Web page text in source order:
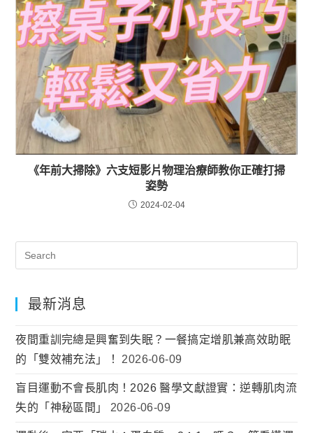
《年前大掃除》六支短影片物理治療師教你正確打掃
姿勢
2024-02-04
最新消息
夜間重訓完總是興奮到失眠？一餐搞定增肌兼高效助眠
的「雙效補充法」！
2026-06-09
盲目運動不會長肌肉！2026 醫學文獻證實：逆轉肌肉流
失的「神秘區間」
2026-06-09